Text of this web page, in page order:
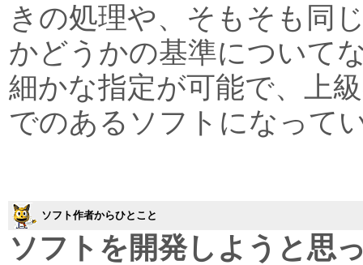
きの処理や、そもそも同
かどうかの基準について
細かな指定が可能で、上
でのあるソフトになって
ソフト作者からひとこと
ソフトを開発しようと思